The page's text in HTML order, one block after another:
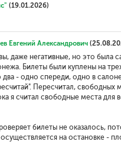
(19.01.2026)
Евгений Александрович
даже негативные, но это была
Билеты были куплены на
- одно спереди, одно в
Пересчитал, свободных
я считал свободные места для
билеты не оказалось,
на остановке -